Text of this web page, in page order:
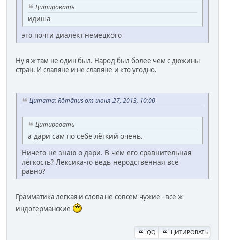
Цитировать
идиша
это почти диалект немецкого
Ну я ж там не один был. Народ был более чем с дюжины
стран. И славяне и не славяне и кто угодно.
Цитата: Rōmānus от июня 27, 2013, 10:00
Цитировать
а дари сам по себе лёгкий очень.
Ничего не знаю о дари. В чём его сравнительная
лёгкость? Лексика-то ведь неродственная всё
равно?
Грамматика лёгкая и слова не совсем чужие - всё ж
индогерманские
QQ ЦИТИРОВАТЬ